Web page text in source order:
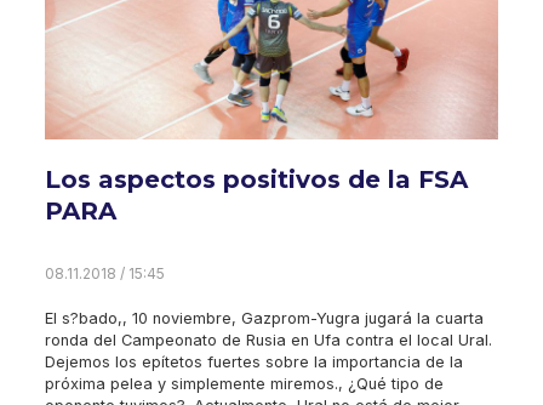
Los aspectos positivos de la FSA
PARA
08.11.2018 / 15:45
El s?bado,, 10 noviembre, Gazprom-Yugra jugará la cuarta
ronda del Campeonato de Rusia en Ufa contra el local Ural.
Dejemos los epítetos fuertes sobre la importancia de la
próxima pelea y simplemente miremos., ¿Qué tipo de